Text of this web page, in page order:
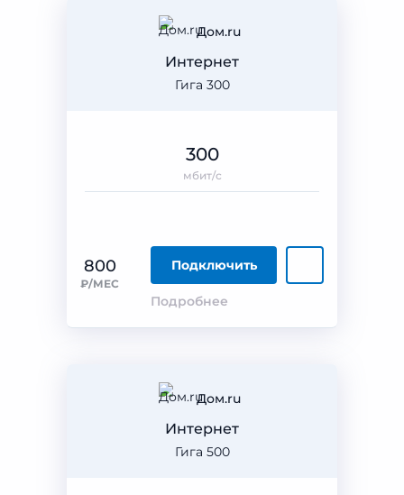
Дом.ru
Гига 300
Интернет
800
₽/МЕС
Подключить
Подробнее
300
мбит/с
Дом.ru
Гига 500
Интернет